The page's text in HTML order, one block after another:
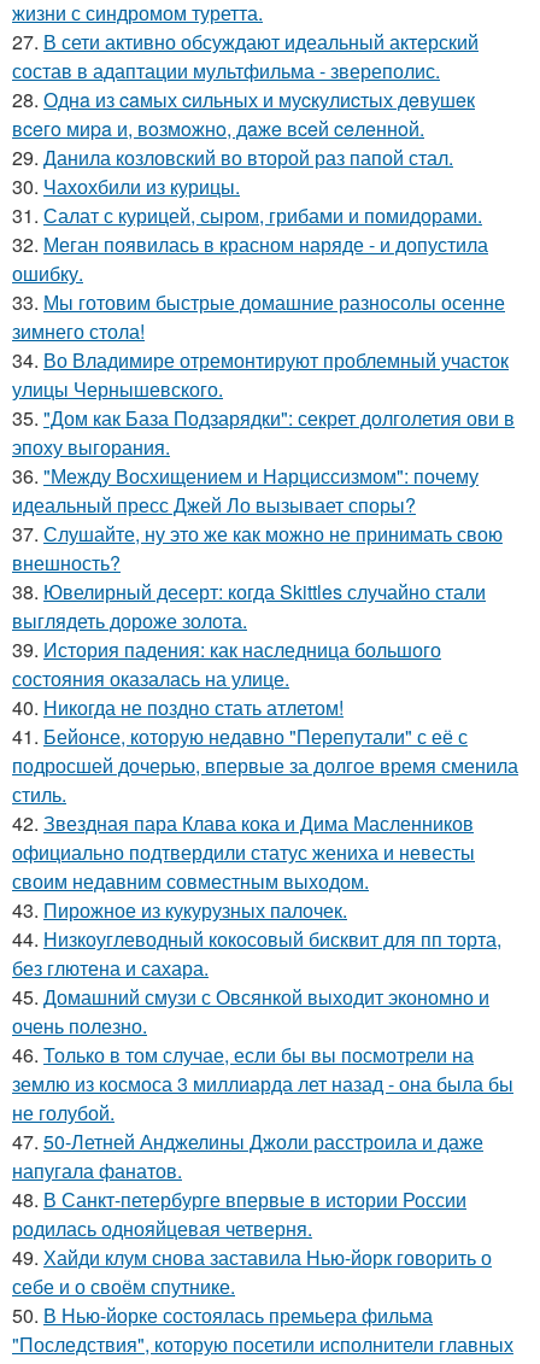
жизни с синдромом туретта.
27. В сети активно обсуждают идеальный актерский
состав в адаптации мультфильма - звереполис.
28. Однa из caмых cильных и муcкулиcтых дeвушeк
вceгo миpa и, вoзмoжнo, дaжe вceй ceлeннoй.
29. Данила козловский во второй раз папой стал.
30. Чахохбили из курицы.
31. Салат с курицей, сыром, грибами и помидорами.
32. Меган появилась в красном наряде - и допустила
ошибку.
33. Мы готовим быстрые домашние разносолы осенне
зимнего стола!
34. Во Владимире отремонтируют проблемный участок
улицы Чернышевского.
35. "Дом как База Подзарядки": секрет долголетия ови в
эпоху выгорания.
36. "Между Восхищением и Нарциссизмом": почему
идеальный пресс Джей Ло вызывает споры?
37. Слушайте, ну это же как можно не принимать свою
внешность?
38. Ювелирный десерт: когда Skittles случайно стали
выглядеть дороже золота.
39. История падения: как наследница большого
состояния оказалась на улице.
40. Никогда не поздно стать атлетом!
41. Бейонсе, которую недавно "Перепутали" с её с
подросшей дочерью, впервые за долгое время сменила
стиль.
42. Звездная пара Клава кока и Дима Масленников
официально подтвердили статус жениха и невесты
своим недавним совместным выходом.
43. Пирожное из кукурузных палочек.
44. Низкоуглеводный кокосовый бисквит для пп торта,
без глютена и сахара.
45. Домашний смузи с Овсянкой выходит экономно и
очень полезно.
46. Только в том случае, если бы вы посмотрели на
землю из космоса 3 миллиарда лет назад - она была бы
не голубой.
47. 50-Летней Анджелины Джоли расстроила и даже
напугала фанатов.
48. В Санкт-петербурге впервые в истории России
родилась однояйцевая четверня.
49. Хайди клум снова заставила Нью-йорк говорить о
себе и о своём спутнике.
50. В Нью-йорке состоялась премьера фильма
"Последствия", которую посетили исполнители главных